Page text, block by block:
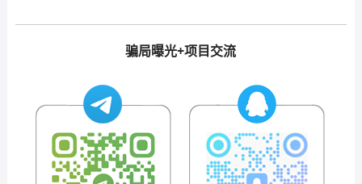
骗局曝光+项目交流